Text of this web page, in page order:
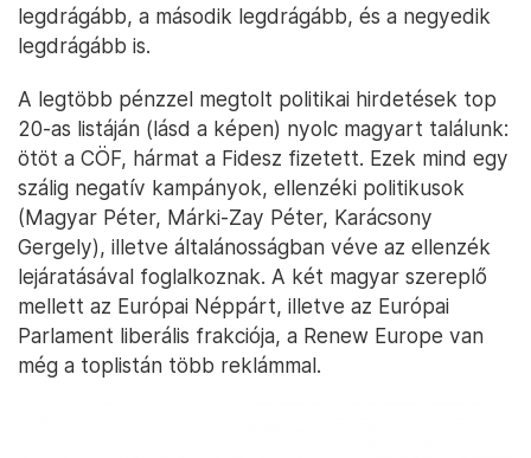
legdrágább, a második legdrágább, és a negyedik
legdrágább is.
A legtöbb pénzzel megtolt politikai hirdetések top
20-as listáján (lásd a képen) nyolc magyart találunk:
ötöt a CÖF, hármat a Fidesz fizetett. Ezek mind egy
szálig negatív kampányok, ellenzéki politikusok
(Magyar Péter, Márki-Zay Péter, Karácsony
Gergely), illetve általánosságban véve az ellenzék
lejáratásával foglalkoznak. A két magyar szereplő
mellett az Európai Néppárt, illetve az Európai
Parlament liberális frakciója, a Renew Europe van
még a toplistán több reklámmal.